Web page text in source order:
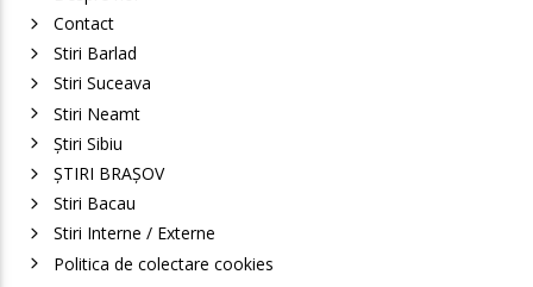
Contact
Stiri Barlad
Stiri Suceava
Stiri Neamt
Știri Sibiu
ȘTIRI BRAȘOV
Stiri Bacau
Stiri Interne / Externe
Politica de colectare cookies